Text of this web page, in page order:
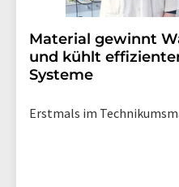
Material gewinnt
und kühlt
Systeme
Erstmals im